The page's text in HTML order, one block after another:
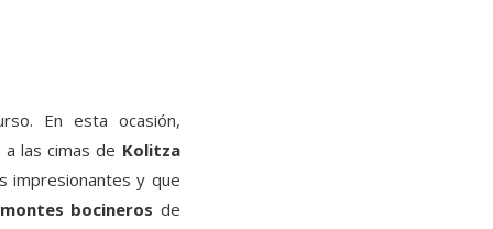
En esta ocasión,
las cimas de Kolitza
impresionantes y que
montes bocineros de